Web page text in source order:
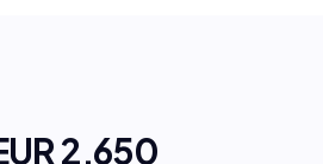
2,650